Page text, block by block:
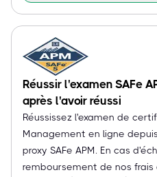
Réussir l'examen SAFe
après l'avoir réussi
Réussissez l'examen de
Management en ligne
proxy SAFe APM. En cas
remboursement de nos frais